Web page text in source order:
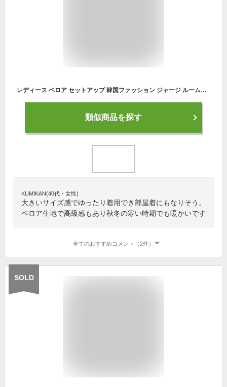
レディース ベロア セットアップ 韓国ファッション ジャージ ルームウェア 上下セット 秋冬 可愛い おしゃれ ゆったり サイドライン オルチャンファッション 韓国服
類似商品を探す
KUMIKAN(40代・女性)
大きいサイズ感でゆったり着用でき部屋着にもなりそう。
ベロア生地で高級感もあり秋冬の寒い時期でも暖かいです
全てのおすすめコメント（2件）
SOLD